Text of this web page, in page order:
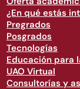
¿En qué estás
Pregrados
Posgrados
Tecnologías
Educación para
UAO Virtual
Consultorías y